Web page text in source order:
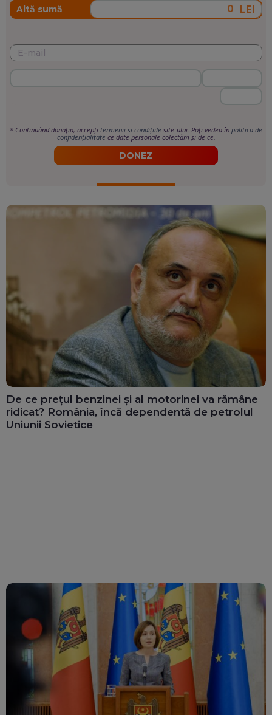
Altă sumă LEI
* Continuând donația, accepți termenii si condițiile site-ului. Poți vedea în politica de
confidențialitate ce date personale colectăm și de ce.
DONEZ
De ce prețul benzinei și al motorinei va rămâne
ridicat? România, încă dependentă de petrolul
Uniunii Sovietice